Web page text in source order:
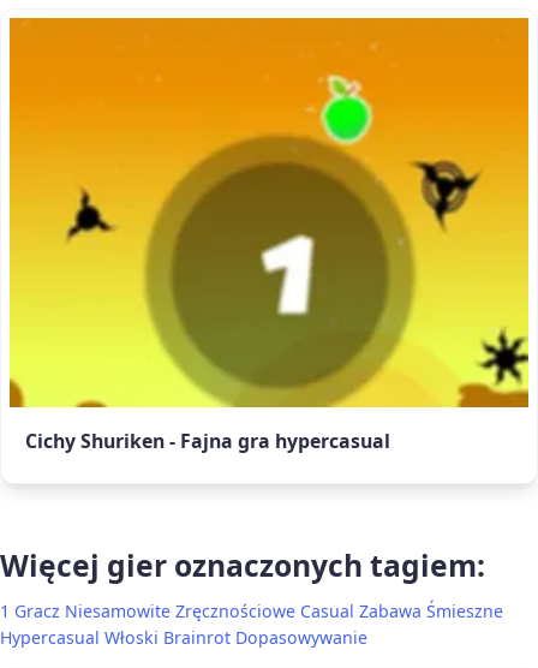
Cichy Shuriken - Fajna gra hypercasual
Więcej gier oznaczonych tagiem:
1 Gracz Niesamowite Zręcznościowe Casual Zabawa Śmieszne
Hypercasual Włoski Brainrot Dopasowywanie